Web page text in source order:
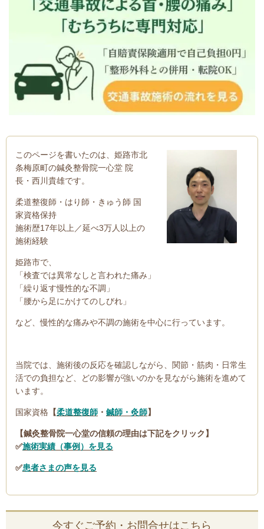
このページを書いたのは、姫路市北
条梅原町の鍼灸整骨院一心堂 院
長・西川貴雄です。
柔道整復師・はり師・きゅう師 国
家資格保持
施術歴17年以上／延べ3万人以上の
施術経験
姫路市で、
「検査では異常なしと言われた痛み」
「繰り返す慢性的な不調」
「腰から足にかけてのしびれ」
など、慢性的な痛みや不調の施術を中心に行っています。
当院では、施術後の反応を確認しながら、関節・筋肉・日常生
活での負担など、どの影響が強いのかを見ながら施術を進めて
います。
国家資格 【柔道整復師 ・ 鍼師・灸師】
【鍼灸整骨院一心堂の信頼の理由は下記をクリック】
✅施術実績（事例）を見る
✅患者さまの声を見る
今すぐご予約・お問合せはこちら